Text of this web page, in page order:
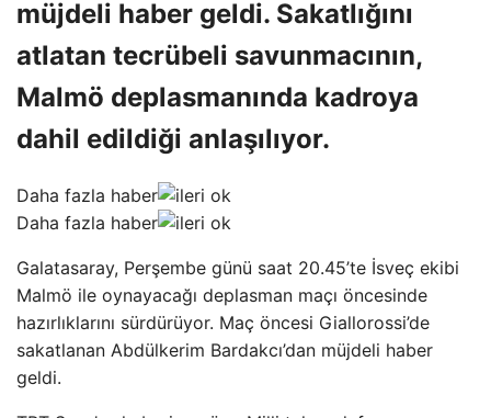
müjdeli haber geldi. Sakatlığını
atlatan tecrübeli savunmacının,
Malmö deplasmanında kadroya
dahil edildiği anlaşılıyor.
Daha fazla haber
Daha fazla haber
Galatasaray, Perşembe günü saat 20.45’te İsveç ekibi
Malmö ile oynayacağı deplasman maçı öncesinde
hazırlıklarını sürdürüyor. Maç öncesi Giallorossi’de
sakatlanan Abdülkerim Bardakcı’dan müjdeli haber
geldi.